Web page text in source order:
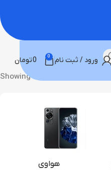
ورود / ثبت نام 0
0تومان
Showing all 2 results
هواوی